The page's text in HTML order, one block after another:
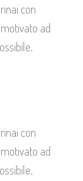
con
ad
con
ad